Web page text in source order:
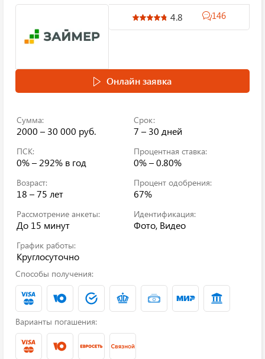
4.8 146
Онлайн заявка
Сумма:
2000 – 30 000 руб.
Срок:
7 – 30 дней
ПСК:
0% – 292% в год
Процентная ставка:
0% – 0.80%
Возраст:
18 – 75 лет
Процент одобрения:
67%
Рассмотрение анкеты:
До 15 минут
Идентификация:
Фото, Видео
График работы:
Круглосуточно
Способы получения:
Варианты погашения: